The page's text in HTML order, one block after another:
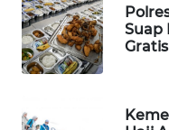
Suap
KONSUMEN
FORWAMKI